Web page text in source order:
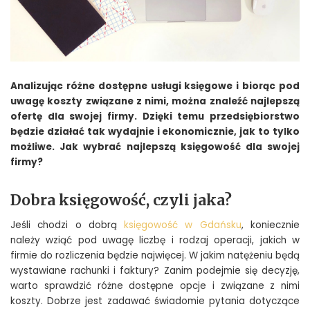
Analizując różne dostępne usługi księgowe i biorąc pod
uwagę koszty związane z nimi, można znaleźć najlepszą
ofertę dla swojej firmy. Dzięki temu przedsiębiorstwo
będzie działać tak wydajnie i ekonomicznie, jak to tylko
możliwe. Jak wybrać najlepszą księgowość dla swojej
firmy?
Dobra księgowość, czyli jaka?
Jeśli chodzi o dobrąksięgowość w Gdańsku, koniecznie
należy wziąć pod uwagę liczbę i rodzaj operacji, jakich w
firmie do rozliczenia będzie najwięcej. W jakim natężeniu będą
wystawiane rachunki i faktury? Zanim podejmie się decyzję,
warto sprawdzić różne dostępne opcje i związane z nimi
koszty. Dobrze jest zadawać świadomie pytania dotyczące